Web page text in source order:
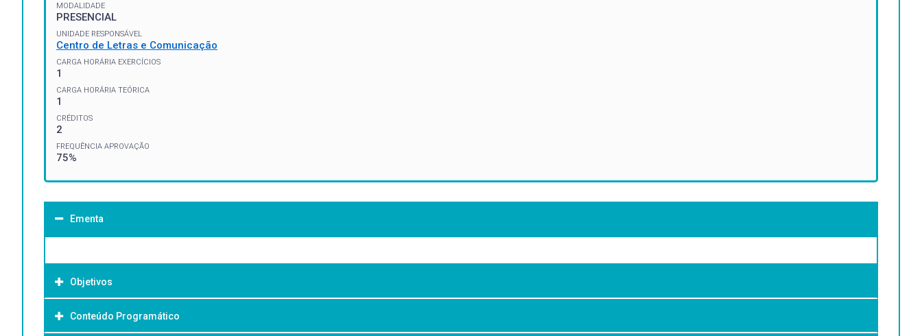
MODALIDADE
PRESENCIAL
UNIDADE RESPONSÁVEL
Centro de Letras e Comunicação
CARGA HORÁRIA EXERCÍCIOS
1
CARGA HORÁRIA TEÓRICA
1
CRÉDITOS
2
FREQUÊNCIA APROVAÇÃO
75%
Ementa
Objetivos
Objetivo Geral:
Conteúdo Programático